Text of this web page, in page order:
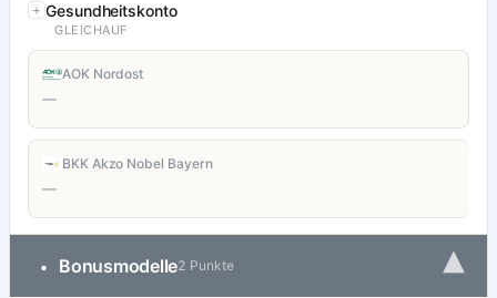
Gesundheitskonto
GLEICHAUF
AOK Nordost
—
BKK Akzo Nobel Bayern
—
• Bonusmodelle2 Punkte ▾